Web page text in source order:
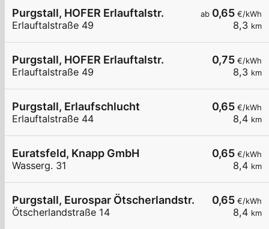
ab 0,65 €/kWh
8,3 km
Purgstall, HOFER Erlauftalstr.
Erlauftalstraße 49
0,75 €/kWh
8,3 km
Purgstall, HOFER Erlauftalstr.
Erlauftalstraße 49
0,65 €/kWh
8,4 km
Purgstall, Erlaufschlucht
Erlauftalstraße 44
0,65 €/kWh
8,4 km
Euratsfeld, Knapp GmbH
Wasserg. 31
0,65 €/kWh
8,4 km
Purgstall, Eurospar Ötscherlandstr.
Ötscherlandstraße 14